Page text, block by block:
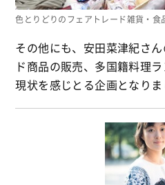
色とりどりのフェアトレード雑貨・
その他にも、安田菜津紀さ
ド商品の販売、多国籍料理
現状を感じとる企画となりま